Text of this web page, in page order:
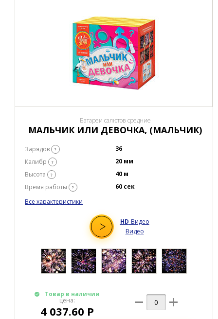
Батареи салютов средние
МАЛЬЧИК ИЛИ ДЕВОЧКА, (МАЛЬЧИК)
Зарядов ?
36
Калибр
?
20 мм
Высота
?
40 м
Время работы
?
60 сек
Все характеристики
HD-Видео
Видео
Товар в наличии
цена:
4 037.60 Р